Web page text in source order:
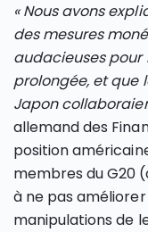
« Nous avons
des mesures
audacieuses
prolongée, et que
Japon
allemand des
position
membres du G20
à ne pas
manipulations de